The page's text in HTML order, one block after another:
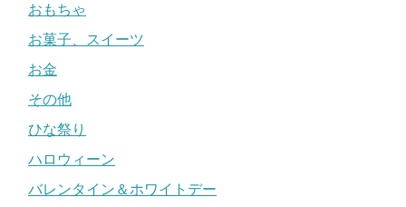
おもちゃ
お菓子、スイーツ
お金
その他
ひな祭り
ハロウィーン
バレンタイン＆ホワイトデー